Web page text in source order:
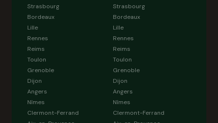
Strasbourg
Bordeaux
Lille
Rennes
Reims
Toulon
Grenoble
Dijon
Angers
Nîmes
Clermont-Ferrand
Strasbourg
Bordeaux
Lille
Rennes
Reims
Toulon
Grenoble
Dijon
Angers
Nîmes
Clermont-Ferrand